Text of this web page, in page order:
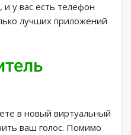
и у вас есть телефон
лучших приложений
в новый виртуальный
ваш голос. Помимо